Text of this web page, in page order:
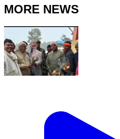
MORE NEWS